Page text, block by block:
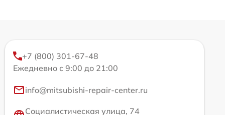
+7 (800) 301-67-48
Ежедневно с 9:00 до 21:00
info@mitsubishi-repair-center.ru
Социалистическая улица, 74